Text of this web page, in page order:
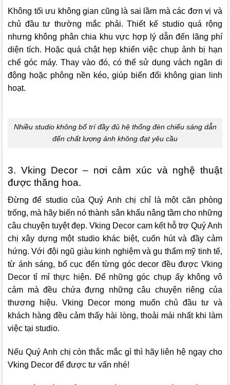
Không tối ưu không gian cũng là sai lầm mà các đơn vị và
chủ đầu tư thường mắc phải. Thiết kế studio quá rộng
nhưng không phân chia khu vực hợp lý dẫn đến lãng phí
diện tích. Hoặc quá chật hẹp khiến việc chụp ảnh bị hạn
chế góc máy. Thay vào đó, có thể sử dụng vách ngăn di
động hoặc phông nền kéo, giúp biến đổi không gian linh
hoạt.
Nhiều studio không bố trí đầy đủ hệ thống đèn chiếu sáng dẫn
đến chất lượng ảnh không đạt yêu cầu
3. Vking Decor – nơi cảm xúc và nghệ thuật
được thăng hoa.
Đừng để studio của Quý Anh chị chỉ là một căn phòng
trống, mà hãy biến nó thành sân khấu nâng tầm cho những
câu chuyện tuyệt đẹp.Vking Decor cam kết hỗ trợ Quý Anh
chị xây dựng một studio khác biệt, cuốn hút và đầy cảm
hứng. Với đội ngũ giàu kinh nghiệm và gu thẩm mỹ tinh tế,
từ ánh sáng, bố cục đến từng góc decor đều được Vking
Decor tỉ mỉ thực hiện. Để những góc chụp ấy không vô
cảm mà đều chứa đựng những câu chuyện riêng của
thương hiệu. Vking Decor mong muốn chủ đầu tư và
khách hàng đều cảm thấy hài lòng, thoải mái nhất khi làm
việc tại studio.
Nếu Quý Anh chị còn thắc mắc gì thì hãy liên hệ ngay cho
Vking Decor để được tư vấn nhé!